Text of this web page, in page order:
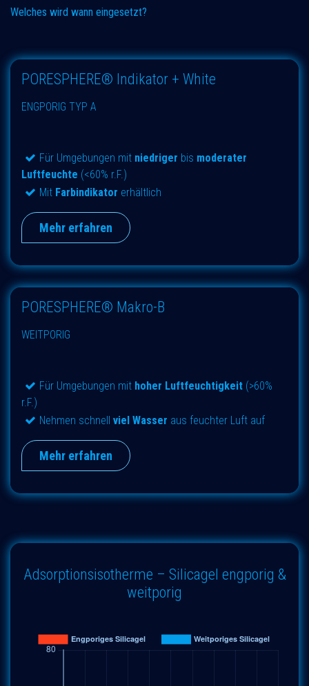
Welches wird wann eingesetzt?
PORESPHERE® Indikator + White
ENGPORIG TYP A
Für Umgebungen mit niedriger bis moderater
Luftfeuchte (<60% r.F.)
Mit Farbindikator erhältlich
Mehr erfahren
PORESPHERE® Makro-B
WEITPORIG
Für Umgebungen mit hoher Luftfeuchtigkeit (>60%
r.F.)
Nehmen schnell viel Wasser aus feuchter Luft auf
Mehr erfahren
Adsorptionsisotherme – Silicagel engporig &
weitporig